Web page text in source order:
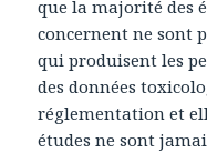
que la majorité des
concernent ne sont
qui produisent les
des données
réglementation et
études ne sont